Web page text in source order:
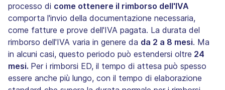
processo di come ottenere il rimborso dell'IVA
comporta l'invio della documentazione necessaria,
come fatture e prove dell'IVA pagata. La durata del
rimborso dell'IVA varia in genere da da 2 a 8 mesi. Ma
in alcuni casi, questo periodo può estendersi oltre 24
mesi. Per i rimborsi ED, il tempo di attesa può spesso
essere anche più lungo, con il tempo di elaborazione